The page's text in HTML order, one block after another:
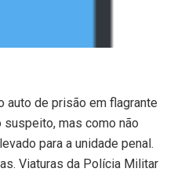
auto de prisão em flagrante
mas como não
para a unidade penal.
Viaturas da Polícia Militar